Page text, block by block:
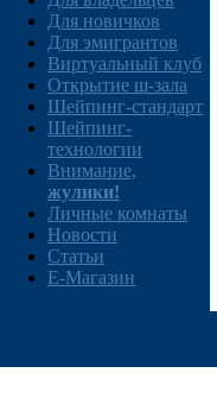
Для новичков
Для эмигрантов
Виртуальный клуб
Открытие ш-зала
Шейпинг-стандарт
Шейпинг-
технологии
Внимание,
жулики!
Личные комнаты
Новости
Статьи
E-Магазин